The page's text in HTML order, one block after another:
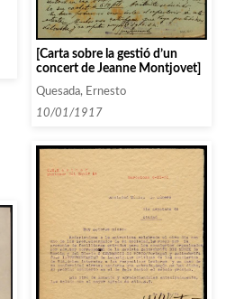
[Carta sobre la gestió d’un
concert de Jeanne Montjovet]
Quesada, Ernesto
10/01/1917